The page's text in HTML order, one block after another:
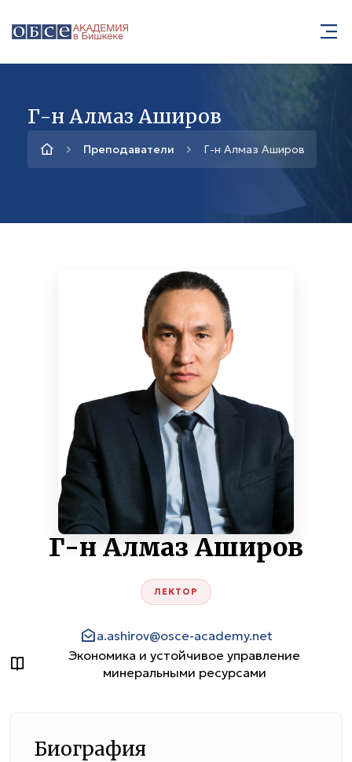
Г-н Алмаз Аширов
Преподаватели Г-н Алмаз Аширов
Г-н Алмаз Аширов
ЛЕКТОР
a.ashirov@osce-academy.net
Экономика и устойчивое управление
минеральными ресурсами
Биография